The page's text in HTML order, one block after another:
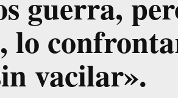
lo
vacilar».